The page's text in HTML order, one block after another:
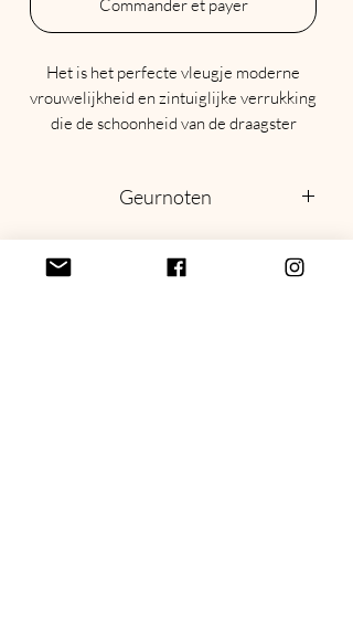
Commander et payer
Het is het perfecte vleugje moderne
vrouwelijkheid en zintuiglijke verrukking
die de schoonheid van de draagster
Topnoten: Houtachtig en Bloemig
Geurnoten
Bergamot
Hartnoot